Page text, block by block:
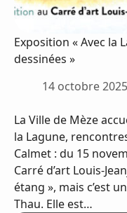
Exposition « Avec la
dessinées »
14 octobre 2025
La Ville de Mèze
la Lagune,
Calmet : du 15
Carré d’art Louis-
étang », mais c’est
Thau. Elle est…